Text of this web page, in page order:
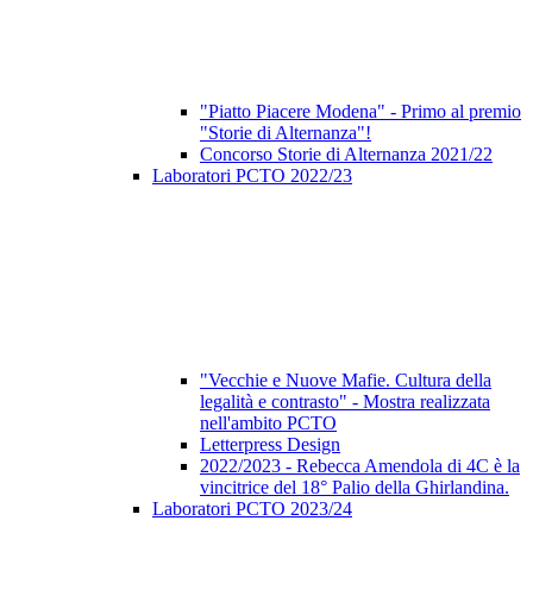
"Piatto Piacere Modena" - Primo al premio
"Storie di Alternanza"!
Concorso Storie di Alternanza 2021/22
Laboratori PCTO 2022/23
"Vecchie e Nuove Mafie. Cultura della
legalità e contrasto" - Mostra realizzata
nell'ambito PCTO
Letterpress Design
2022/2023 - Rebecca Amendola di 4C è la
vincitrice del 18° Palio della Ghirlandina.
Laboratori PCTO 2023/24